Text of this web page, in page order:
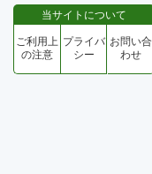
当サイトについて
ご利用上
の注意
プライバ
シー
お問い合
わせ